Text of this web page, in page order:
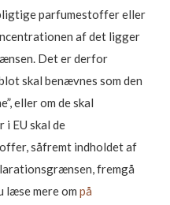
parfumestoffer eller
af det ligger
Det er derfor
skal benævnes som den
eller om de skal
i EU skal de
såfremt indholdet af
fremgå
læse mere om på